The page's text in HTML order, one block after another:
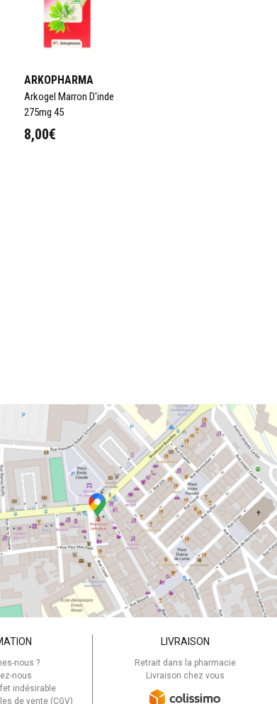
ARKOPHARMA
Arkogel Marron D'inde
275mg 45
8,00€
nous ?
nous
indésirable
de vente (CGV)
LIVRAISON
Retrait dans la pharmacie
Livraison chez vous